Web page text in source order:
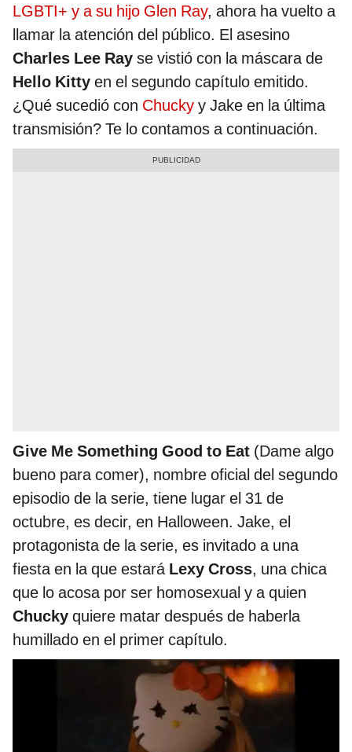
LGBTI+ y a su hijo Glen Ray, ahora ha vuelto a
llamar la atención del público. El asesino
Charles Lee Ray se vistió con la máscara de
Hello Kitty en el segundo capítulo emitido.
¿Qué sucedió con Chucky y Jake en la última
transmisión? Te lo contamos a continuación.
Give Me Something Good to Eat (Dame algo
bueno para comer), nombre oficial del segundo
episodio de la serie, tiene lugar el 31 de
octubre, es decir, en Halloween. Jake, el
protagonista de la serie, es invitado a una
fiesta en la que estará Lexy Cross, una chica
que lo acosa por ser homosexual y a quien
Chucky quiere matar después de haberla
humillado en el primer capítulo.